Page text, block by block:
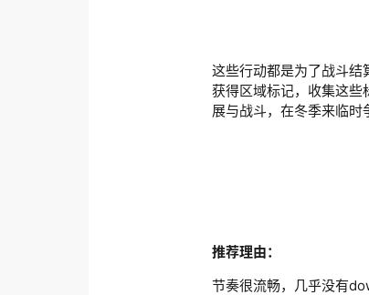
这些行动都是为了战斗结
获得区域标记，收集这些
展与战斗，在冬季来临时
推荐理由：
节奏很流畅，几乎没有